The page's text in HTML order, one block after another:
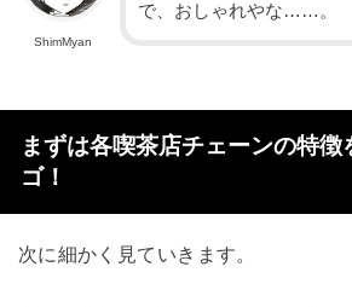
ShimMyan
で、おしゃれやな……。
まずは各喫茶店チェーンの特徴
ゴ！
次に細かく見ていきます。